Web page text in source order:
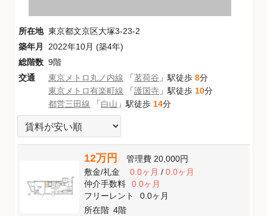
所在地 東京都文京区大塚3-23-2
築年月
2022年10月 (築4年)
総階数 9階
交通
東京メトロ丸ノ内線 「茗荷谷 」駅徒歩 8分
東京メトロ有楽町線 「護国寺 」駅徒歩 10分
都営三田線 「白山 」駅徒歩 14分
12万円 管理費 20,000円
敷金/礼金 0.0ヶ月/ 0.0ヶ月
仲介手数料
0.0ヶ月
フリーレント
0.0ヶ月
所在階 4階